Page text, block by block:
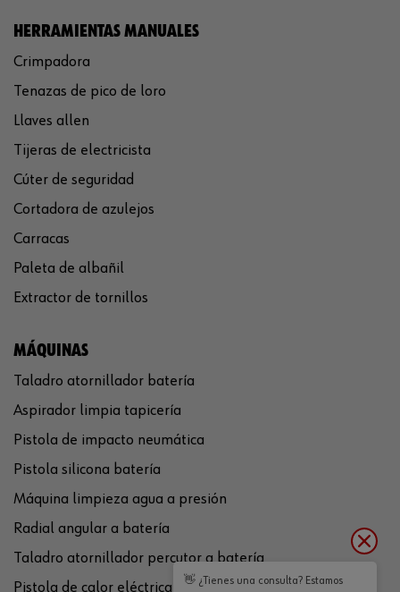
HERRAMIENTAS MANUALES
Crimpadora
Tenazas de pico de loro
Llaves allen
Tijeras de electricista
Cúter de seguridad
Cortadora de azulejos
Carracas
Paleta de albañil
Extractor de tornillos
MÁQUINAS
Taladro atornillador batería
Aspirador limpia tapicería
Pistola de impacto neumática
Pistola silicona batería
Máquina limpieza agua a presión
Radial angular a batería
Taladro atornillador percutor a batería
Pistola de calor eléctrica
👋 ¿Tienes una consulta? Estamos